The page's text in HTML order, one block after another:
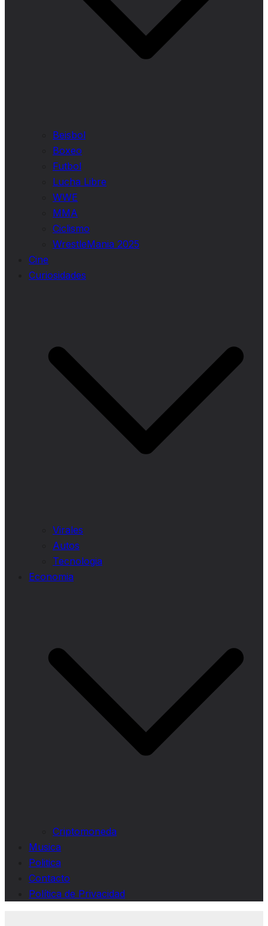
Beisbol
Boxeo
Futbol
Lucha Libre
WWE
MMA
Ciclismo
WrestleMania 2025
Cine
Curiosidades
Virales
Autos
Tecnologia
Economia
Criptomoneda
Musica
Politica
Contacto
Política de Privacidad